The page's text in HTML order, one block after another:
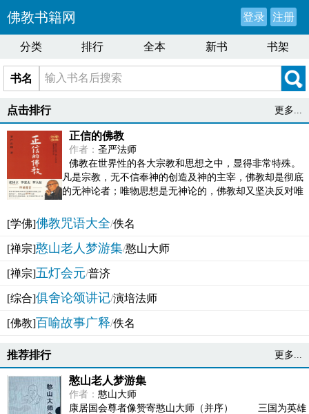
佛教书籍网 登录 注册
分类 排行 全本 新书 书架
书名
点击排行 更多...
正信的佛教
作者： 圣严法师
佛教在世界性的各大宗教和思想之中，显得非常特殊。
凡是宗教，无不信奉神的创造及神的主宰，佛教却是彻底
的无神论者；唯物思想是无神论的，佛教却又坚决反对唯
[学佛]佛教咒语大全/佚名
[禅宗]憨山老人梦游集/憨山大师
[禅宗]五灯会元/普济
[综合]俱舍论颂讲记/演培法师
[佛教]百喻故事广释/佚名
推荐排行 更多...
憨山老人梦游集
作者： 憨山大师
康居国会尊者像赞寄憨山大师（并序） 三国为英雄